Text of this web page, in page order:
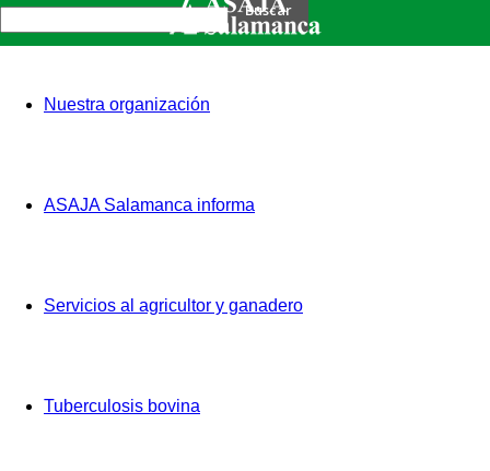
Nuestra organización
ASAJA Salamanca informa
Servicios al agricultor y ganadero
Tuberculosis bovina